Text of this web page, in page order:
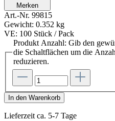
Merken
Art.-Nr. 99815
Gewicht: 0.352 kg
VE: 100 Stück / Pack
Produkt Anzahl: Gib den
die Schaltflächen um die
reduzieren.
In den Warenkorb
Lieferzeit ca. 5-7 Tage